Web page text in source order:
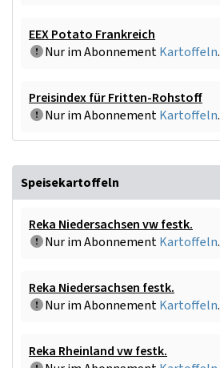
EEX Potato Frankreich
Nur im AbonnementKartoffeln.
Preisindex für Fritten-Rohstoff
Nur im AbonnementKartoffeln.
Speisekartoffeln
Reka Niedersachsen vw festk.
Nur im AbonnementKartoffeln.
Reka Niedersachsen festk.
Nur im AbonnementKartoffeln.
Reka Rheinland vw festk.